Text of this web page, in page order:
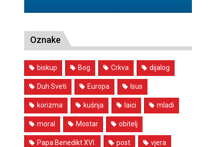
Oznake
biskup Bog Crkva dijalog
Duh Sveti Europa Isus
korizma kušnja laici mladi
moral Mostar obitelj
Papa Benedikt XVI. post vjera